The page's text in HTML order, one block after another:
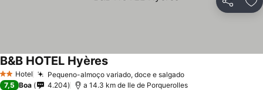
Partilhar
2 Estrelas
Hotel Pequeno-almoço variado, doce e salgado
B&B HOTEL Hyères
7,5 Boa 4.204 a 14.3 km de Ile de Porquerolles